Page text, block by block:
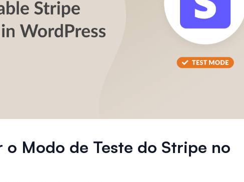
o Modo de Teste do Stripe no